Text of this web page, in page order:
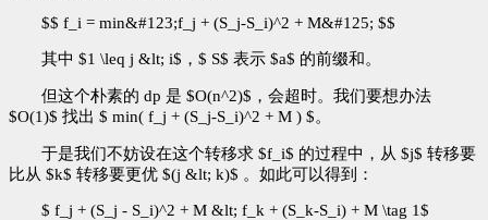
$$ f_i = min&#123;f_j + (S_j-S_i)^2 + M&#125; $$
其中 $1 \leq j &lt; i$，$ S$ 表示 $a$ 的前缀和。
但这个朴素的 dp 是 $O(n^2)$，会超时。我们要想办法
$O(1)$ 找出 $ min( f_j + (S_j-S_i)^2 + M ) $。
于是我们不妨设在这个转移求 $f_i$ 的过程中，从 $j$ 转移要
比从 $k$ 转移要更优 $(j &lt; k)$ 。如此可以得到：
$ f_j + (S_j - S_i)^2 + M &lt; f_k + (S_k-S_i) + M \tag 1$